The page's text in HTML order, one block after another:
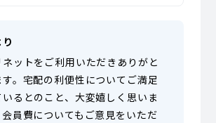
ネットをご利用いただきありがと
。宅配の利便性についてご満足
るとのこと、大変嬉しく思いま
員費についてもご意見をいただ